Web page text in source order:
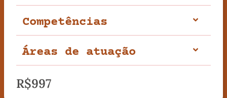
Competências
Áreas de atuação
R$997